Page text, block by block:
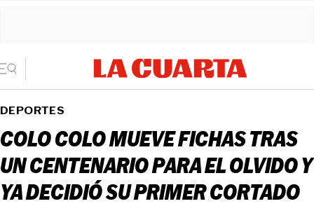
DEPORTES
COLO COLO MUEVE FICHAS TRAS
UN CENTENARIO PARA EL OLVIDO Y
YA DECIDIÓ SU PRIMER CORTADO